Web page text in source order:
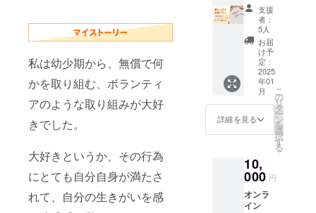
私は幼少期から、無償で何
かを取り組む、ボランティ
アのような取り組みが大好
きでした。
大好きというか、その行為
にとても自分自身が満たさ
れて、自分の生きがいを感
ご確認
くださ
デザイ
ンは、
実物商
品と若
干異な
る場合
があり
ます。
幅/47c
m 袖
丈/63c
m XL:
丈/73c
m 身
幅/56c
m 肩
幅/50c
m 袖
後の変
更は受
ません
のでご
m 身
幅/47c
m 肩
幅/41c
m 袖
丈/61c
m M: 身
丈/67c
m 身
幅/50c
m 肩
m L:
身
丈/70c
m 身
幅/53c
ジ】 木
田麻美
から感
謝の気
持ちを
込め
て、お
礼の動
画メッ
セージ
をお送
りしま
す。 ・
間：約
１分間
前後 ・
提供方
法：
支援
者：
5人
お届
け予
定：
2025
年01
月
詳細を見る
こ
の
リ
タ
ー
ン
を
選
択
す
る
10,
000 円
オンラ
イン